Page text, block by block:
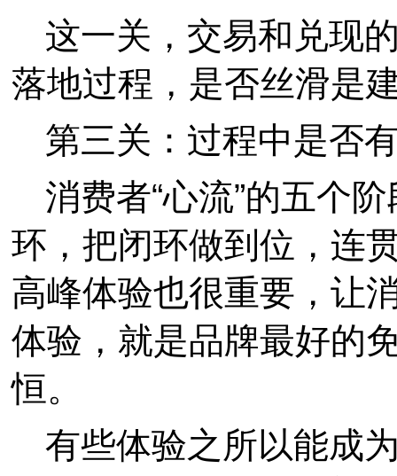
这一关，交易和兑现
落地过程，是否丝滑是
第三关：过程中是否
消费者“心流”的五个
环，把闭环做到位，连
高峰体验也很重要，让
体验，就是品牌最好的
恒。
有些体验之所以能成